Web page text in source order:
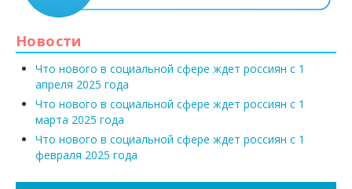
Новости
Что нового в социальной сфере ждет россиян с 1
апреля 2025 года
Что нового в социальной сфере ждет россиян с 1
марта 2025 года
Что нового в социальной сфере ждет россиян с 1
февраля 2025 года